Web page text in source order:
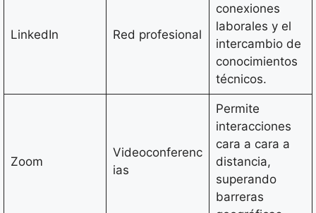
LinkedIn Red profesional
conexiones
laborales y el
intercambio de
conocimientos
técnicos.
Zoom
Videoconferenc
ias
Permite
interacciones
cara a cara a
distancia,
superando
barreras